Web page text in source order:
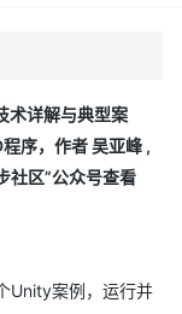
术详解与典型案
序，作者 吴亚峰 ,
社区”公众号查看
Unity案例，运行并